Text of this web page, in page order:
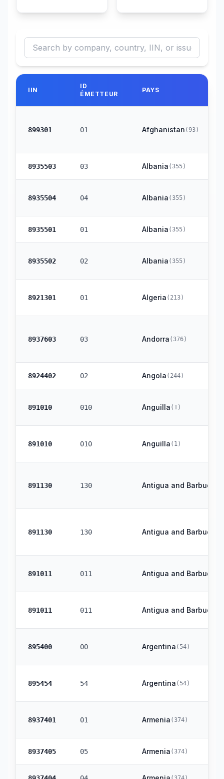
Search issuers by company, country, IIN, or issuer
IIN
ID
ÉMETTEUR
PAYS
899301 01 Afghanistan (93)
8935503 03 Albania (355)
8935504 04 Albania (355)
8935501 01 Albania (355)
8935502 02 Albania (355)
8921301 01 Algeria ( 213)
8937603 03 Andorra (376)
8924402 02 Angola ( 244)
891010 010 Anguilla ( 1)
891010 010 Anguilla ( 1)
891130 130 Antigua and Barbuda
891130 130 Antigua and Barbuda
891011 011 Antigua and Barbuda
891011 011 Antigua and Barbuda
895400 00 Argentina ( 54)
895454 54 Argentina ( 54)
8937401 01 Armenia (374)
8937405 05 Armenia (374)